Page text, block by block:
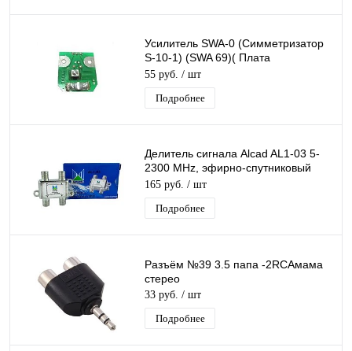
Усилитель SWA-0 (Симметризатор
S-10-1) (SWA 69)( Плата
согласования)
55 руб. / шт
Подробнее
Делитель сигнала Alcad AL1-03 5-
2300 MHz, эфирно-спутниковый
делитель сигнала тв на 3 F-выхода
165 руб. / шт
Подробнее
Разъём №39 3.5 папа -2RCAмама
стерео
33 руб. / шт
Подробнее